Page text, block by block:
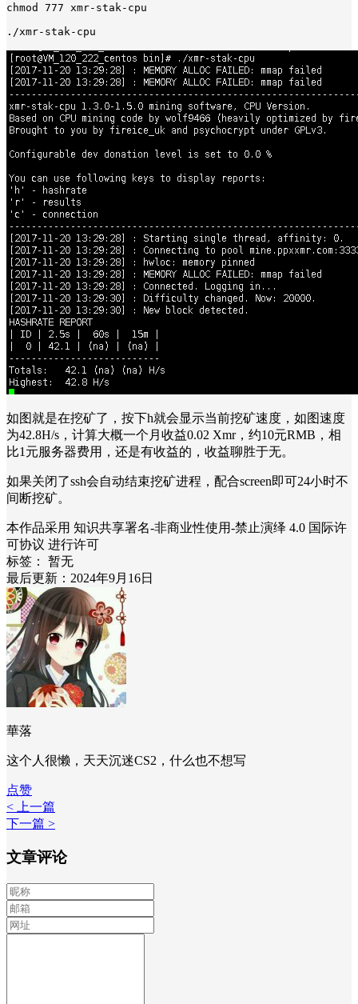
chmod 777 xmr-stak-cpu
./xmr-stak-cpu
如图就是在挖矿了，按下h就会显示当前挖矿速度，如图速度
为42.8H/s，计算大概一个月收益0.02 Xmr，约10元RMB，相
比1元服务器费用，还是有收益的，收益聊胜于无。
如果关闭了ssh会自动结束挖矿进程，配合screen即可24小时不
间断挖矿。
本作品采用 知识共享署名-非商业性使用-禁止演绎 4.0 国际许
可协议 进行许可
标签：
暂无
最后更新：2024年9月16日
華落
这个人很懒，天天沉迷CS2，什么也不想写
点赞
< 上一篇
下一篇 >
文章评论